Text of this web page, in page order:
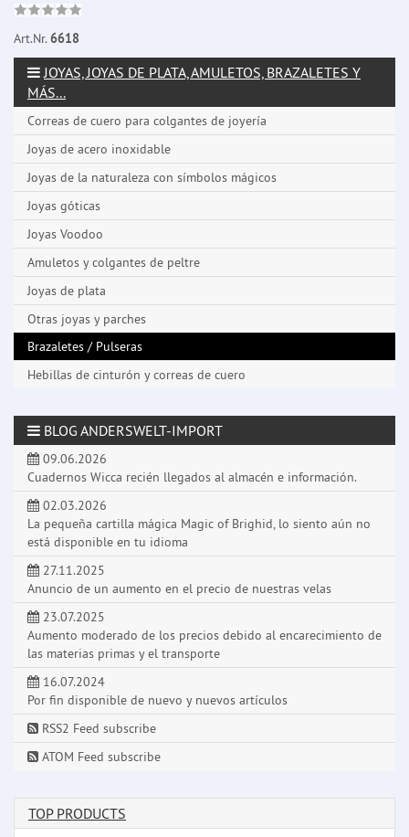
Art.Nr.6618
JOYAS, JOYAS DE PLATA, AMULETOS, BRAZALETES Y
MÁS...
Correas de cuero para colgantes de joyería
Joyas de acero inoxidable
Joyas de la naturaleza con símbolos mágicos
Joyas góticas
Joyas Voodoo
Amuletos y colgantes de peltre
Joyas de plata
Otras joyas y parches
Brazaletes / Pulseras
Hebillas de cinturón y correas de cuero
BLOG ANDERSWELT-IMPORT
09.06.2026
Cuadernos Wicca recién llegados al almacén e información.
02.03.2026
La pequeña cartilla mágica Magic of Brighid, lo siento aún no
está disponible en tu idioma
27.11.2025
Anuncio de un aumento en el precio de nuestras velas
23.07.2025
Aumento moderado de los precios debido al encarecimiento de
las materias primas y el transporte
16.07.2024
Por fin disponible de nuevo y nuevos artículos
RSS2 Feed subscribe
ATOM Feed subscribe
TOP PRODUCTS